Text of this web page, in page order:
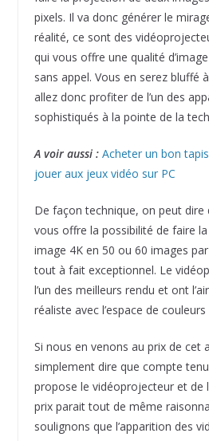
pixels. Il va donc générer le
réalité, ce sont des
qui vous offre une qualité
sans appel. Vous en serez bluffé
allez donc profiter de l’un des
sophistiqués à la pointe de la
A voir aussi : Acheter un bon
jouer aux jeux vidéo sur PC
De façon technique, on peut
vous offre la possibilité de faire la
image 4K en 50 ou 60 images
tout à fait exceptionnel. Le
l’un des meilleurs rendu et ont
réaliste avec l’espace de
Si nous en venons au prix de cet
simplement dire que compte
propose le vidéoprojecteur et de
prix parait tout de même
soulignons que l’apparition des